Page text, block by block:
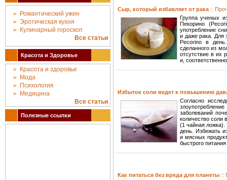
Романтический ужин
Эротическая кухня
Кулинарный гороскоп
Все статьи
Красота и Здоровье
Красота и здоровье
Мода
Психология
Медицина
Все статьи
Полезные ссылки
Сыр, который избавляет от рака ::
Группа ученых
Пекорино
употребление
и даже рака. Для
Pecorino в
сделанного из
отсутствие в их
и,
Избыток соли ведет к повышению
Согласно
заболеваний
количество соли
(1 чайная ложка).
день. Избежать
и мясных
быстрого
Как питаться без вреда для планеты ::